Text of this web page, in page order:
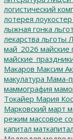
логистический
лотерея лоукостер
лыжная гонка
лекарства льготы
май_2026 майские
Макаров Максим
макулатура Мама-
маммография
Токайер Мария
Марковский март
режим массовое
капитал маткапитал